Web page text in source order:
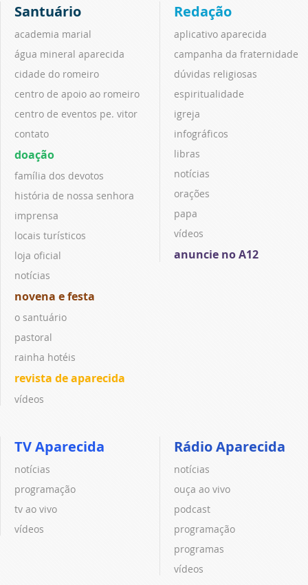
Santuário
academia marial
água mineral aparecida
cidade do romeiro
centro de apoio ao romeiro
centro de eventos pe. vitor
contato
doação
família dos devotos
história de nossa senhora
imprensa
locais turísticos
loja oficial
notícias
novena e festa
o santuário
pastoral
rainha hotéis
revista de aparecida
vídeos
Redação
aplicativo aparecida
campanha da fraternidade
dúvidas religiosas
espiritualidade
igreja
infográficos
libras
notícias
orações
papa
vídeos
anuncie no A12
TV Aparecida
notícias
programação
tv ao vivo
vídeos
Rádio Aparecida
notícias
ouça ao vivo
podcast
programação
programas
vídeos